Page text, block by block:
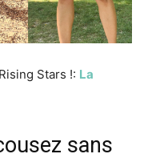
Stars !: La
sans